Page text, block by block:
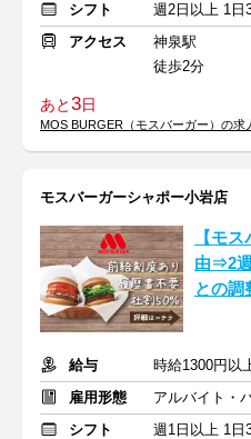
シフト
週2日以上 1日
アクセス
神泉駅
徒歩2分
あと3日
MOS BURGER（モスバーガー）の求
モスバーガーシャポー小岩店
【モ
由⇒2
との
給与
時給1300円以
雇用形態
アルバイト・
シフト
週1日以上 1日